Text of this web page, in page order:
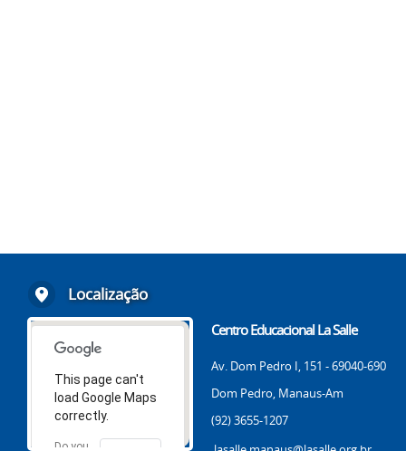
Localização
This page can't
load Google Maps
correctly.
Do you
Centro Educacional La Salle
Av. Dom Pedro I, 151 - 69040-690
Dom Pedro, Manaus-Am
(92) 3655-1207